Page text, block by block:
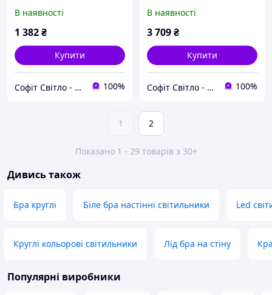
В наявності
1 382₴
Купити
Софіт Світло - магазин світильників 100%
В наявності
3 709₴
Купити
Софіт Світло - магазин світильників 100%
1 2
Показано 1 - 29 товарів з 30+
Дивись також
Бра круглі Біле бра настінні світильники Led
Круглі кольорові світильники Лід бра на стіну
Популярні виробники